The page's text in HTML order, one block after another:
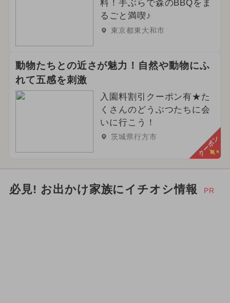
料！手ぶらで森のBBQをま
るごと満喫♪
東京都東大和市
動物たちとの近さが魅力！自然や動物にふ
れて五感を刺激
入園料割引クーポン有★た
くさんのどうぶつたちに会
いに行こう！
茨城県行方市 クーポン
必見! お出かけ家族にイチオシ情報 PR